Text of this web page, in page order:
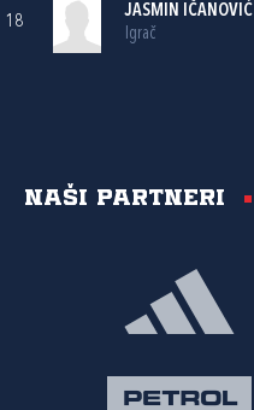
18
JASMIN IČANOVIĆ
Igrač
Naši partneri